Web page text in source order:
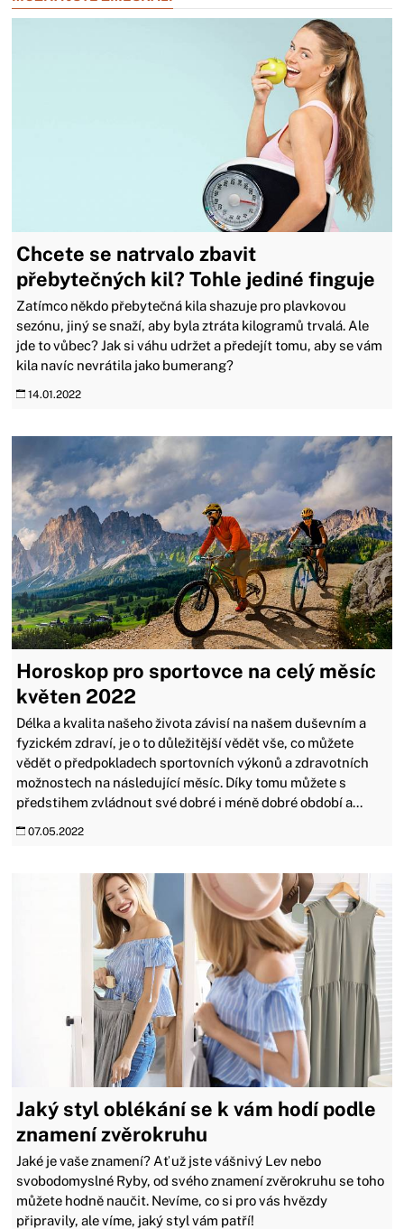
Chcete se natrvalo zbavit
přebytečných kil? Tohle jediné finguje
Zatímco někdo přebytečná kila shazuje pro plavkovou
sezónu, jiný se snaží, aby byla ztráta kilogramů trvalá. Ale
jde to vůbec? Jak si váhu udržet a předejít tomu, aby se vám
kila navíc nevrátila jako bumerang?
14.01.2022
Horoskop pro sportovce na celý měsíc
květen 2022
Délka a kvalita našeho života závisí na našem duševním a
fyzickém zdraví, je o to důležitější vědět vše, co můžete
vědět o předpokladech sportovních výkonů a zdravotních
možnostech na následující měsíc. Díky tomu můžete s
předstihem zvládnout své dobré i méně dobré období a...
07.05.2022
Jaký styl oblékání se k vám hodí podle
znamení zvěrokruhu
Jaké je vaše znamení? Ať už jste vášnivý Lev nebo
svobodomyslné Ryby, od svého znamení zvěrokruhu se toho
můžete hodně naučit. Nevíme, co si pro vás hvězdy
připravily, ale víme, jaký styl vám patří!